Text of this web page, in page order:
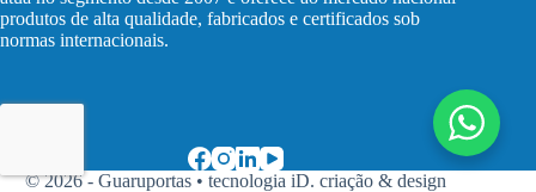
produtos de alta qualidade, fabricados e certificados sob
normas internacionais.
© 2026 - Guaruportas •tecnologia iD. criação & design